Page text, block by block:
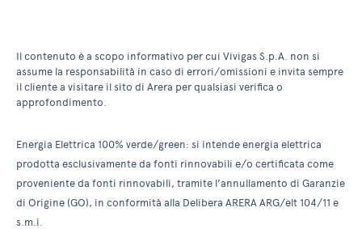
Il contenuto è a scopo informativo per cui Vivigas S.p.A. non si
assume la responsabilità in caso di errori/omissioni e invita sempre
il cliente a visitare il sito di Arera per qualsiasi verifica o
approfondimento.
Energia Elettrica 100% verde/green: si intende energia elettrica
prodotta esclusivamente da fonti rinnovabili e/o certificata come
proveniente da fonti rinnovabili, tramite l’annullamento di Garanzie
di Origine (GO), in conformità alla Delibera ARERA ARG/elt 104/11 e
s.m.i.